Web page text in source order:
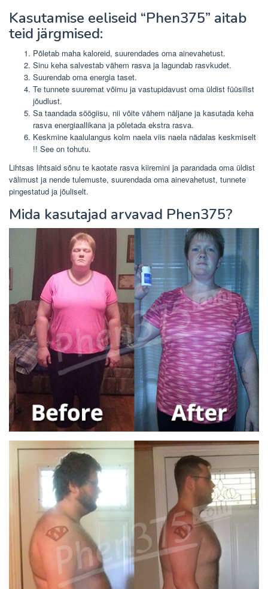
Kasutamise eeliseid “Phen375” aitab
teid järgmised:
Põletab maha kaloreid, suurendades oma ainevahetust.
Sinu keha salvestab vähem rasva ja lagundab rasvkudet.
Suurendab oma energia taset.
Te tunnete suuremat võimu ja vastupidavust oma üldist füüsilist
jõudlust.
Sa taandada söögiisu, nii võite vähem näljane ja kasutada keha
rasva energiaallikana ja põletada ekstra rasva.
Keskmine kaalulangus kolm naela viis naela nädalas keskmiselt
!! See on tohutu.
Lihtsas lihtsaid sõnu te kaotate rasva kiiremini ja parandada oma üldist
välimust ja nende tulemuste, suurendada oma ainevahetust, tunnete
pingestatud ja jõuliselt.
Mida kasutajad arvavad Phen375?